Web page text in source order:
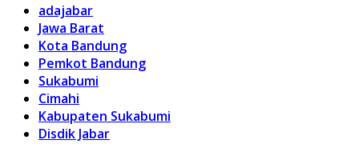
adajabar
Jawa Barat
Kota Bandung
Pemkot Bandung
Sukabumi
Cimahi
Kabupaten Sukabumi
Disdik Jabar